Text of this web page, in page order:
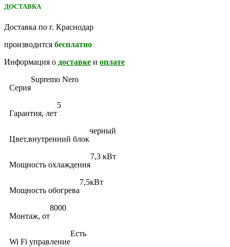
ДОСТАВКА
Доставка по г. Краснодар
производится бесплатно
Информация о доставке и оплате
Серия
Supremo Nero
Гарантия, лет
5
Цвет,внутренний блок
черный
Мощность охлаждения
7,3 кВт
Мощность обогрева
7,5кВт
Монтаж, от
8000
Wi Fi управление
Есть